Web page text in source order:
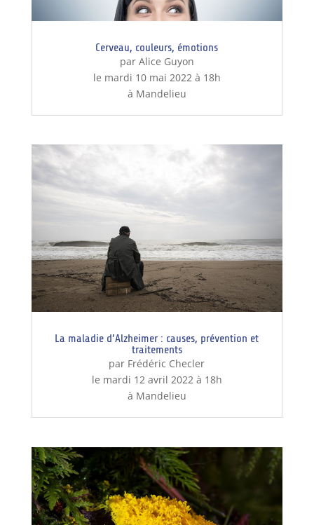
Cerveau, couleurs, émotions
par Alice Guyon
le mardi 10 mai 2022 à 18h
à Mandelieu
La maladie d’Alzheimer : causes, prévention et
traitements
par Frédéric Checler
le mardi 12 avril 2022 à 18h
à Mandelieu